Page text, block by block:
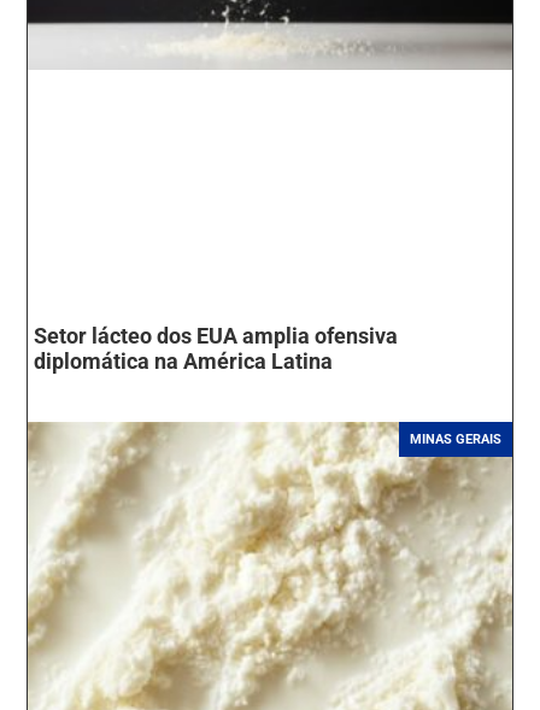
Setor lácteo dos EUA amplia ofensiva
diplomática na América Latina
MINAS GERAIS